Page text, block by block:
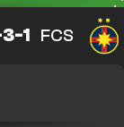
1 FCS